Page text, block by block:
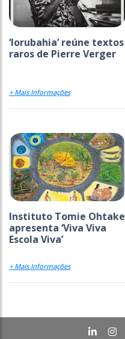
‘Iorubahia’ reúne textos
raros de Pierre Verger
+ Mais Informações
Instituto Tomie Ohtake
apresenta ‘Viva Viva
Escola Viva’
+ Mais Informações